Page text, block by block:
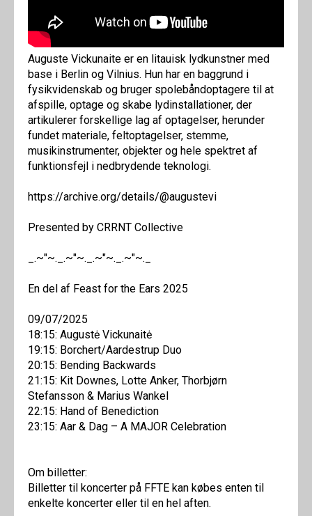
Auguste Vickunaite er en litauisk lydkunstner med
base i Berlin og Vilnius. Hun har en baggrund i
fysikvidenskab og bruger spolebåndoptagere til at
afspille, optage og skabe lydinstallationer, der
artikulerer forskellige lag af optagelser, herunder
fundet materiale, feltoptagelser, stemme,
musikinstrumenter, objekter og hele spektret af
funktionsfejl i nedbrydende teknologi.
https://archive.org/details/@augustevi
Presented by CRRNT Collective
_.~"~._.~"~._.~"~._.~"~._
En del af Feast for the Ears 2025
09/07/2025
18:15: Augustė Vickunaitė
19:15: Borchert/Aardestrup Duo
20:15: Bending Backwards
21:15: Kit Downes, Lotte Anker, Thorbjørn
Stefansson & Marius Wankel
22:15: Hand of Benediction
23:15: Aar & Dag – A MAJOR Celebration
Om billetter:
Billetter til koncerter på FFTE kan købes enten til
enkelte koncerter eller til en hel aften.